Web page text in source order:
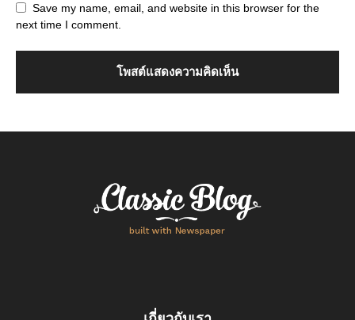
Save my name, email, and website in this browser for the
next time I comment.